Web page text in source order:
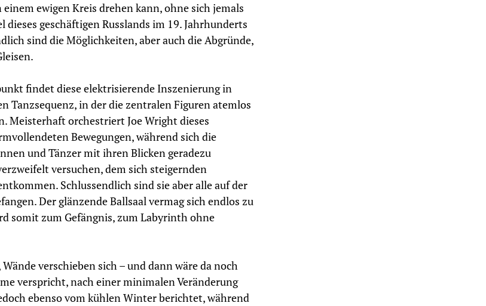
einem ewigen Kreis drehen kann, ohne sich jemals
dieses geschäftigen Russlands im 19. Jahrhunderts
sind die Möglichkeiten, aber auch die Abgründe,
findet diese elektrisierende Inszenierung in
Tanzsequenz, in der die zentralen Figuren atemlos
Meisterhaft orchestriert Joe Wright dieses
Bewegungen, während sich die
und Tänzer mit ihren Blicken geradezu
versuchen, dem sich steigernden
Schlussendlich sind sie aber alle auf der
Der glänzende Ballsaal vermag sich endlos zu
somit zum Gefängnis, zum Labyrinth ohne
verschieben sich – und dann wäre da noch
verspricht, nach einer minimalen Veränderung
ebenso vom kühlen Winter berichtet, während